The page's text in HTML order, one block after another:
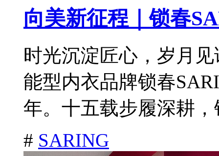
向美新征程｜锁春
时光沉淀匠心，岁月
能型内衣品牌锁春
年。十五载步履深耕
# SARING